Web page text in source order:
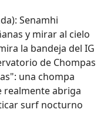
Senamhi
y mirar al cielo
la bandeja del IG
de Chompas
una chompa
realmente abriga
surf nocturno